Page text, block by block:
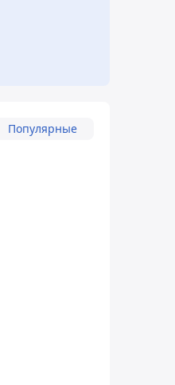
Популярные